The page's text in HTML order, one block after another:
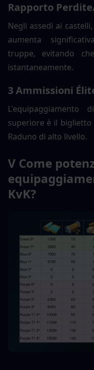
Rapporto
Negli assedi ai
aumenta
truppe, evitando
istantaneamente.
3 Ammissioni
L'equipaggiamento
superiore è il
Raduno di alto livello.
V Come
KvK?